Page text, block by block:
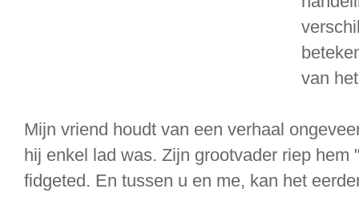
van
Mijn vriend houdt van een verhaal
hij enkel lad was. Zijn grootvader riep hem
fidgeted. En tussen u en me, kan het